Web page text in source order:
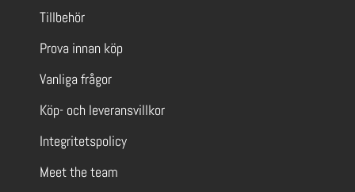
Tillbehör
Prova innan köp
Vanliga frågor
Köp- och leveransvillkor
Integritetspolicy
Meet the team